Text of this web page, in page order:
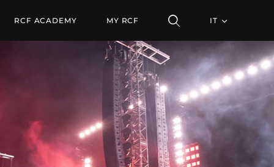
DEFINIZIONE
RCF ACADEMY MY RCF IT